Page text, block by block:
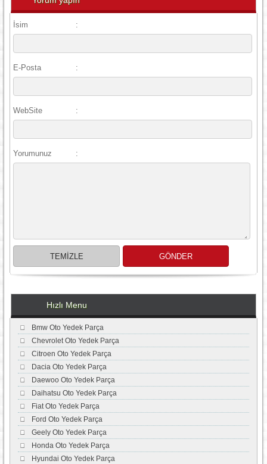
İsim :
E-Posta :
WebSite :
Yorumunuz :
Hızlı Menu
Bmw Oto Yedek Parça
Chevrolet Oto Yedek Parça
Citroen Oto Yedek Parça
Dacia Oto Yedek Parça
Daewoo Oto Yedek Parça
Daihatsu Oto Yedek Parça
Fiat Oto Yedek Parça
Ford Oto Yedek Parça
Geely Oto Yedek Parça
Honda Oto Yedek Parça
Hyundai Oto Yedek Parça